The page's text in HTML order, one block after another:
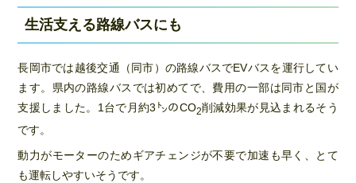
生活支える路線バスにも
長岡市では越後交通（同市）の路線バスでEVバスを運行してい
ます。県内の路線バスでは初めてで、費用の一部は同市と国が
支援しました。1台で月約3㌧のCO2削減効果が見込まれるそう
です。
動力がモーターのためギアチェンジが不要で加速も早く、とて
も運転しやすいそうです。